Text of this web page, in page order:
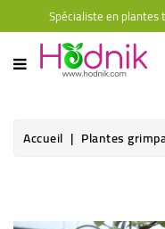
Spécialiste en
CATÉGORIE
PLANTES
GRIMPANTES
HIBISCUS
Accueil
Plantes